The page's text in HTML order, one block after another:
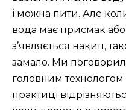
і можна пити. Але
вода має присмак
з’являється накип,
замало. Ми
головним
практиці